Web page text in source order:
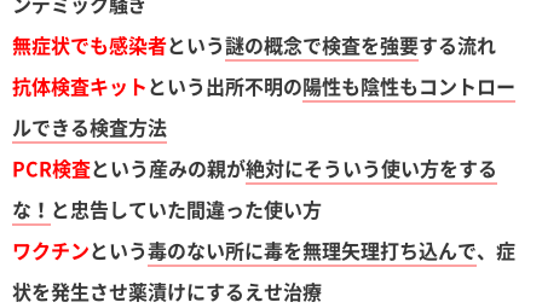
無症状でも感染者という謎の概念で検査を強要する流れ
抗体検査キットという出所不明の陽性も陰性もコントロー
ルできる検査方法
PCR検査という産みの親が絶対にそういう使い方をする
な！ と忠告していた間違った使い方
ワクチンという毒のない所に毒を無理矢理打ち込んで、症
状を発生させ薬漬けにするえせ治療